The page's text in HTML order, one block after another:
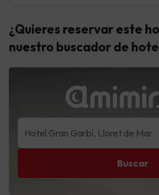
¿Quieres reservar este
nuestro buscador de
Buscar